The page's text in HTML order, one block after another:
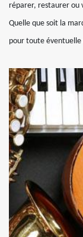
réparer, restaurer ou
Quelle que soit la
pour toute éventuelle